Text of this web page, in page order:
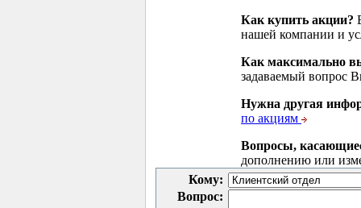
Как купить акции?
нашей компании и
Как максимально
задаваемый вопрос
Нужна другая
по акциям
Вопросы,
дополнению или
Кому:
Вопрос: